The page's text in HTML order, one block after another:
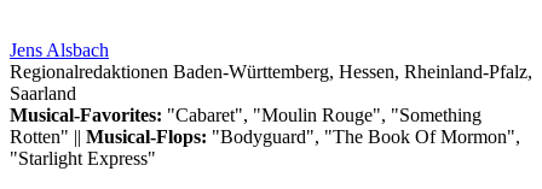
Jens Alsbach
Regionalredaktionen Baden-Württemberg, Hessen, Rheinland-Pfalz,
Saarland
Musical-Favorites: "Cabaret", "Moulin Rouge", "Something
Rotten" || Musical-Flops: "Bodyguard", "The Book Of Mormon",
"Starlight Express"